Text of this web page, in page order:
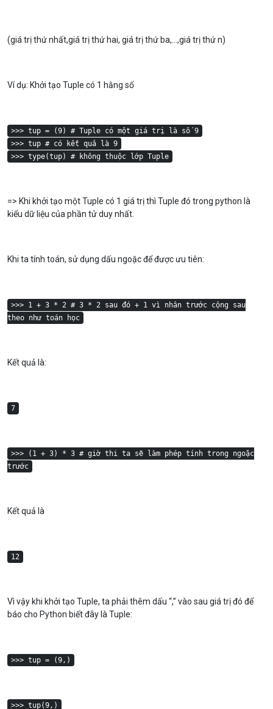
(giá trị thứ nhất,giá trị thứ hai, giá trị thứ ba,...,giá trị thứ n)
Ví dụ: Khởi tạo Tuple có 1 hằng số
>>> tup = (9) # Tuple có một giá trị là số 9
>>> tup # có kết quả là 9
>>> type(tup) # không thuộc lớp Tuple
=> Khi khởi tạo một Tuple có 1 giá trị thì Tuple đó trong python là
kiểu dữ liệu của phần tử duy nhất.
Khi ta tính toán, sử dụng dấu ngoặc để được ưu tiên:
>>> 1 + 3 * 2 # 3 * 2 sau đó + 1 vì nhân trước cộng sau
theo như toán học
Kết quả là:
7
>>> (1 + 3) * 3 # giờ thi ta sẽ làm phép tính trong ngoặc
trước
Kết quả là
12
Vì vậy khi khởi tạo Tuple, ta phải thêm dấu “,” vào sau giá trị đó để
báo cho Python biết đây là Tuple:
>>> tup = (9,)
>>> tup(9,)